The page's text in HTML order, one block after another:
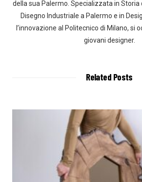
della sua Palermo. Specializzata in Storia
Disegno Industriale a Palermo e in
l’innovazione al Politecnico di Milano, si
giovani designer.
Related Posts